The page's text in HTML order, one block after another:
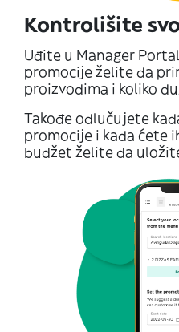
Kontrolišite
Uđite u Manager
promocije želite da
proizvodima i koliko
Takođe odlučujete
promocije i kada ćete
budžet želite da